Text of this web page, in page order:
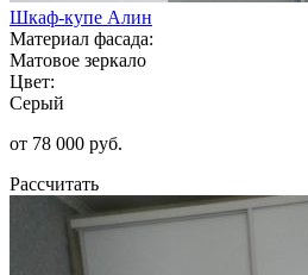
Шкаф-купе Алин
Материал фасада:
Матовое зеркало
Цвет:
Серый
от 78 000 руб.
Рассчитать